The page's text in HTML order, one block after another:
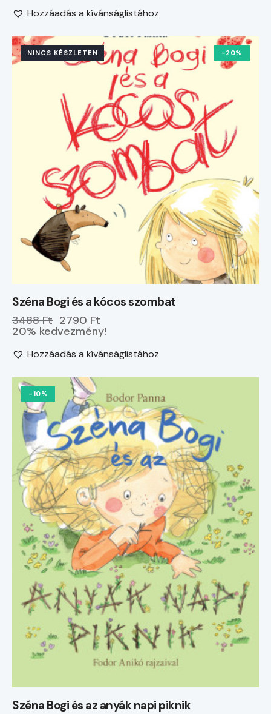
Hozzáadás a kívánságlistához
NINCS KÉSZLETEN -20%
Széna Bogi és a kócos szombat
3488 Ft 2790 Ft
20% kedvezmény!
Hozzáadás a kívánságlistához
-10%
Széna Bogi és az anyák napi piknik